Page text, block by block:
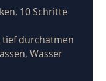
10 Schritte
tief durchatmen
Wasser